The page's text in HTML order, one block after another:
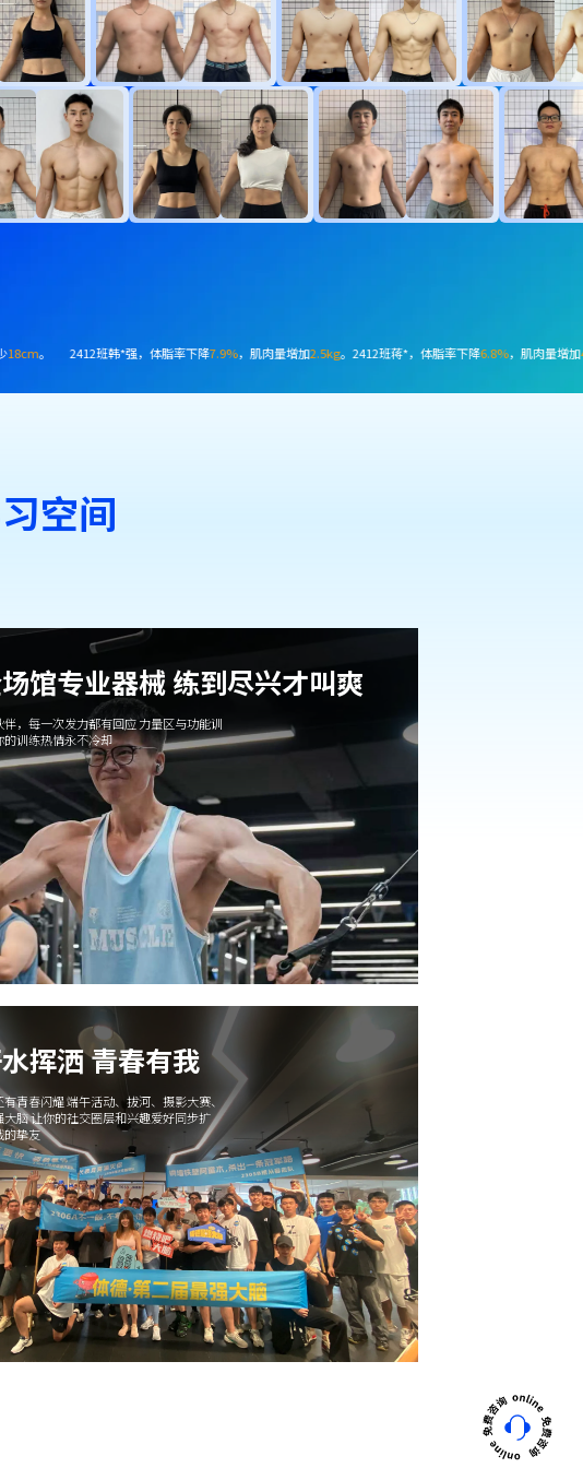
班陈*泽，体脂率下降7.3%，减脂4.9kg。2503班张*然，体脂率下降12.2%，肌肉量增加3.6kg。2504班梁
空间
馆专业器械 练到尽兴才叫爽
，每一次发力都有回应 力量区与功能训
训练热情永不冷却
挥洒 青春有我
青春闪耀 端午活动、拔河、摄影大赛、
脑 让你的社交圈层和兴趣爱好同步扩
的挚友